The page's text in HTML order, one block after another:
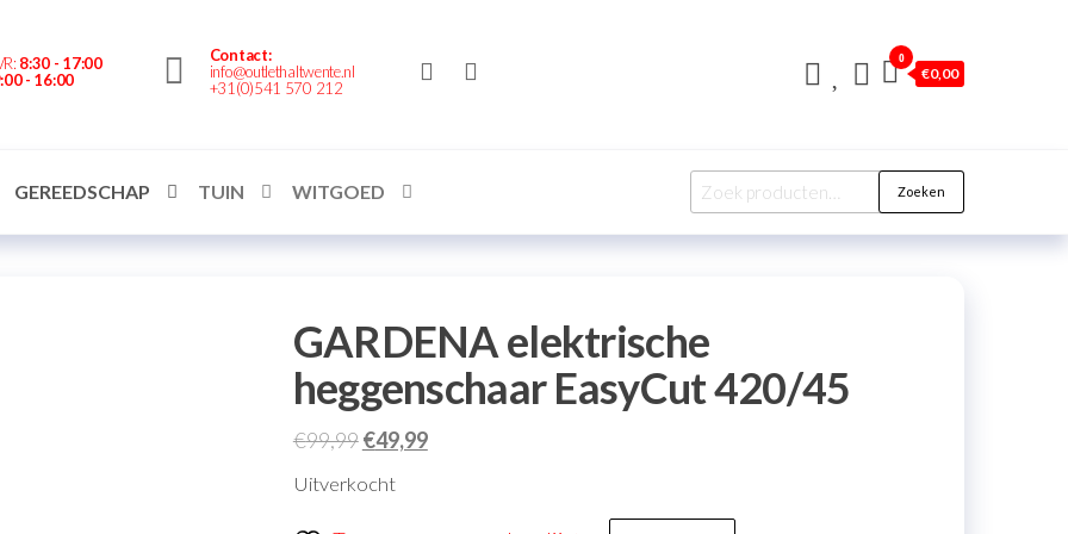
8:30 - 17:00
- 16:00
Contact:
info@outlethaltwente.nl
+31(0)541 570 212
0
€0,00
GEREEDSCHAP TUIN WITGOED Zoeken
GARDENA elektrische
heggenschaar EasyCut 420/45
€99,99€49,99
Uitverkocht